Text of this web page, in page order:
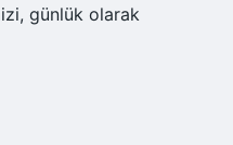
günlük olarak